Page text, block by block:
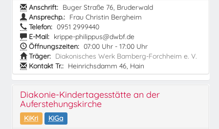
Anschrift: Buger Straße 76, Bruderwald
Ansprechp.: Frau Christin Bergheim
Telefon: 0951 2999440
E-Mail: krippe-philippus@dwbf.de
Öffnungszeiten: 07:00 Uhr - 17:00 Uhr
Träger: Diakonisches Werk Bamberg-Forchheim e. V.
Kontakt Tr.: Heinrichsdamm 46, Hain
Diakonie-Kindertagesstätte an der
Auferstehungskirche
KiKri
KiGa